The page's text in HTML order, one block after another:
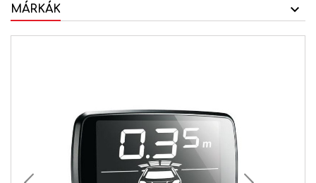
MÁRKÁK